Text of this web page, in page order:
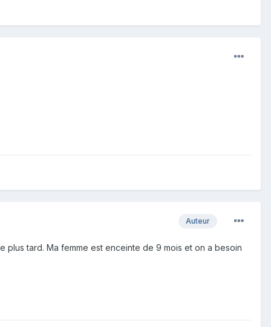
Auteur
tard. Ma femme est enceinte de 9 mois et on a besoin